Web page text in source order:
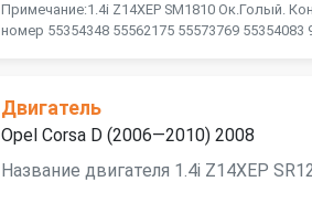
Примечание:1.4i Z14XEP SM1810 Ок.Голый.
номер 55354348 55562175 55573769 55354083
Двигатель
Opel Corsa D (2006—2010) 2008
Название двигателя 1.4i Z14XEP